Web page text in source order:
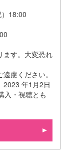
18:00
ます。大変恐れ
慮ください。
2023 年1月2日
入・視聴とも